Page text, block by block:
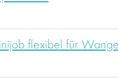
flexibel für